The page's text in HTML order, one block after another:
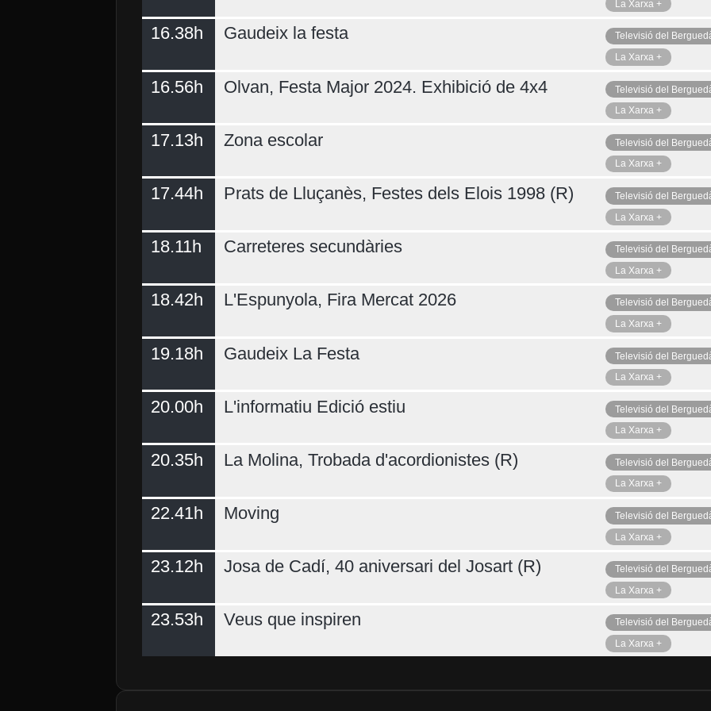
La Xarxa +
16.38h Gaudeix la festa
Televisió del
La Xarxa +
16.56h Olvan, Festa Major 2024. Exhibició de 4x4
Televisió del
La Xarxa +
17.13h Zona escolar
Televisió del
La Xarxa +
17.44h Prats de Lluçanès, Festes dels Elois 1998 (R)
Televisió del
La Xarxa +
18.11h Carreteres secundàries
Televisió del
La Xarxa +
18.42h L'Espunyola, Fira Mercat 2026
Televisió del
La Xarxa +
19.18h Gaudeix La Festa
Televisió del
La Xarxa +
20.00h L'informatiu Edició estiu
Televisió del
La Xarxa +
20.35h La Molina, Trobada d'acordionistes (R)
Televisió del
La Xarxa +
22.41h Moving
Televisió del
La Xarxa +
23.12h Josa de Cadí, 40 aniversari del Josart (R)
Televisió del
La Xarxa +
23.53h Veus que inspiren
Televisió del
La Xarxa +